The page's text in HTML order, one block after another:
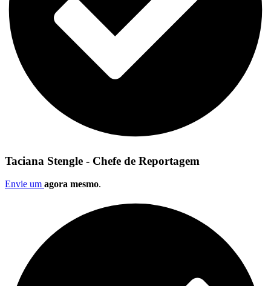
Taciana Stengle - Chefe de Reportagem
Envie um agora mesmo.